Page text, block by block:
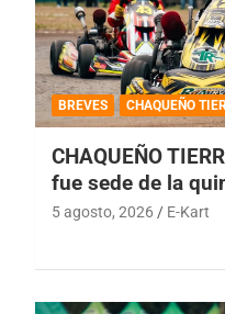
BREVES CHAQUEÑO
CHAQUEÑO
fue sede de la
5 agosto, 2026 E-Kart